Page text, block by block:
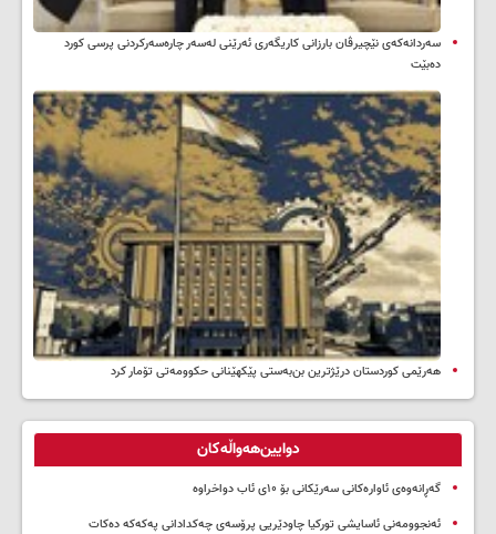
سه‌ردانه‌کەی نێچیرڤان بارزانی كاریگه‌ری ئه‌رێنی له‌سه‌ر چاره‌سه‌ركردنی پرسی كورد
ده‌بێت
هەرێمی کوردستان درێژترین بن‌بەستی پێکهێنانی حکوومەتی تۆمار کرد
دوایین‌هەواڵەکان
گەڕانەوەی ئاوارەکانی سەرێکانی بۆ ۱۰ی ئاب دواخراوە
ئەنجوومەنی ئاسایشی تورکیا چاودێریی پرۆسەی چەکدادانی پەکەکە دەکات